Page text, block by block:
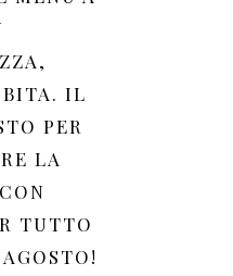
IL
PER
LA
TUTTO